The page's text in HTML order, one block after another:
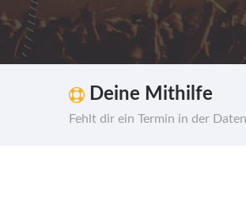
Deine Mithilfe
Fehlt dir ein Termin in der